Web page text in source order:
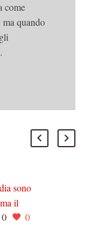
come
quando
sono
il
casta
0 0